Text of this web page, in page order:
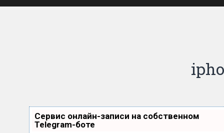
Сервис онлайн-записи на собственном
Telegram-боте